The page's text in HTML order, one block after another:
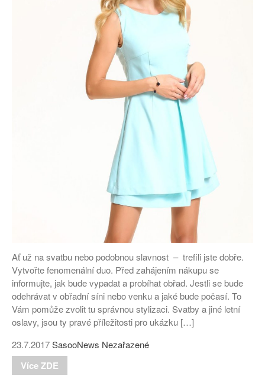
Ať už na svatbu nebo podobnou slavnost – trefili jste dobře.
Vytvořte fenomenální duo. Před zahájením nákupu se
informujte, jak bude vypadat a probíhat obřad. Jestli se bude
odehrávat v obřadní síni nebo venku a jaké bude počasí. To
Vám pomůže zvolit tu správnou stylizaci. Svatby a jiné letní
oslavy, jsou ty pravé příležitosti pro ukázku […]
23.7.2017SasooNews Nezařazené
Více ZDE